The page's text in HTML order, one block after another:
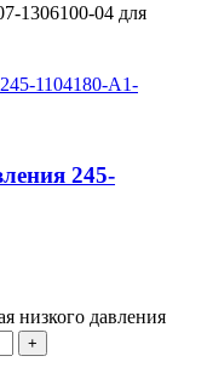
1306100-04 для
245-
низкого давления